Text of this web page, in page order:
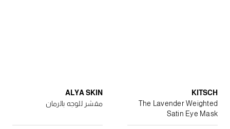
KITSCH
The Lavender Weighted
Satin Eye Mask
ALYA SKIN
مقشر للوجه بالرمان